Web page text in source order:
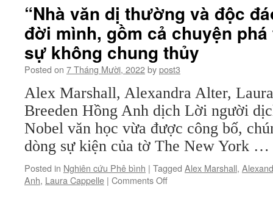
trao
giải
cho
tình
yêu
đến
từ
Đài
Loan
“Nhà văn dị thường và độc
đời mình, gồm cả chuyện
sự không chung thủy
Posted on 7 Tháng Mười, 2022bypost3
Alex Marshall, Alexandra Alter,
Breeden Hồng Anh dịch Lời người
Nobel văn học vừa được công bố,
dòng sự kiện của tờ The New York …
Posted in Nghiên cứu Phê bình | Tagged Alex Marshall,
Anh, Laura Cappelle | Comments Offon